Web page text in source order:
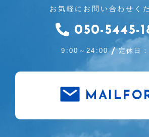
お気軽にお問い合わせく
050-5445-
9:00～24:00 定休日